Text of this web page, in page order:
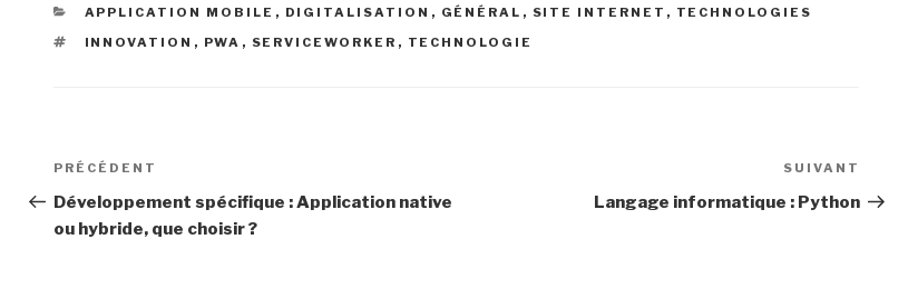
CATÉGORIES
APPLICATION MOBILE , DIGITALISATION , GÉNÉRAL , SITE INTERNET , TECHNOLOGIES
ÉTIQUETTES
INNOVATION , PWA , SERVICEWORKER , TECHNOLOGIE
Navigation
de
l’article
Article
précédent
PRÉCÉDENT
Développement spécifique : Application native
ou hybride, que choisir ?
suivant
SUIVANT
Langage informatique : Python